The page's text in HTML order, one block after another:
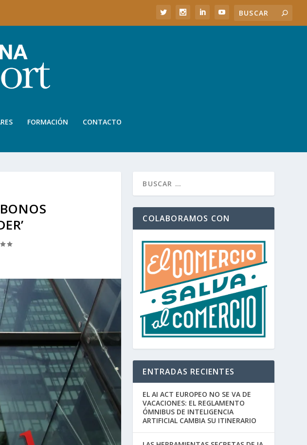
FORMACIÓN CONTACTO
COLABORAMOS CON
ENTRADAS RECIENTES
EL AI ACT EUROPEO NO SE VA DE
VACACIONES: EL REGLAMENTO
ÓMNIBUS DE INTELIGENCIA
ARTIFICIAL CAMBIA SU ITINERARIO